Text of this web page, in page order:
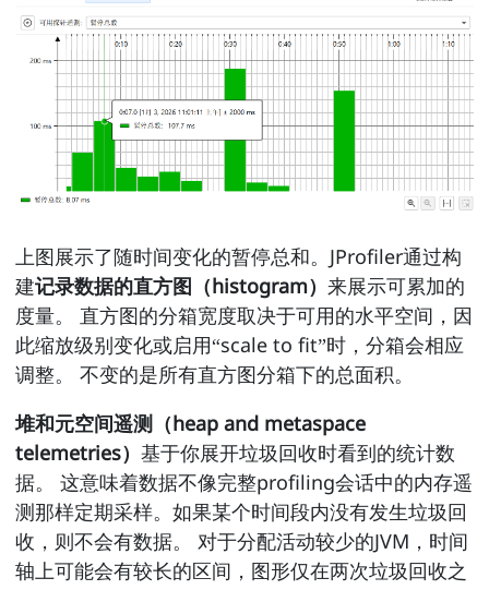
上图展示了随时间变化的暂停总和。JProfiler通过构
建记录数据的直方图（histogram） 来展示可累加的
度量。 直方图的分箱宽度取决于可用的水平空间，因
此缩放级别变化或启用“scale to fit”时，分箱会相应
调整。 不变的是所有直方图分箱下的总面积。
堆和元空间遥测（heap and metaspace
telemetries） 基于你展开垃圾回收时看到的统计数
据。 这意味着数据不像完整profiling会话中的内存遥
测那样定期采样。如果某个时间段内没有发生垃圾回
收，则不会有数据。 对于分配活动较少的JVM，时间
轴上可能会有较长的区间，图形仅在两次垃圾回收之